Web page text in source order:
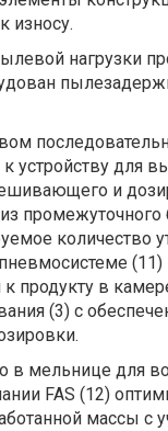
износу.
нагрузки
устройству для
и
промежуточного
количество
продукту в
(3) с
в мельнице для
FAS (12)
массы с